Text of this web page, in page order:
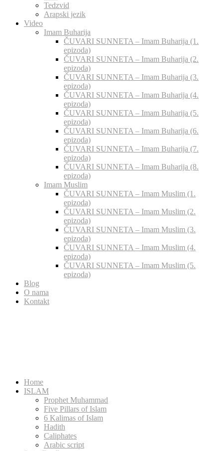
Tedzvid
Arapski jezik
Video
Imam Buharija
ČUVARI SUNNETA – Imam Buharija (1.
epizoda)
ČUVARI SUNNETA – Imam Buharija (2.
epizoda)
ČUVARI SUNNETA – Imam Buharija (3.
epizoda)
ČUVARI SUNNETA – Imam Buharija (4.
epizoda)
ČUVARI SUNNETA – Imam Buharija (5.
epizoda)
ČUVARI SUNNETA – Imam Buharija (6.
epizoda)
ČUVARI SUNNETA – Imam Buharija (7.
epizoda)
ČUVARI SUNNETA – Imam Buharija (8.
epizoda)
Imam Muslim
ČUVARI SUNNETA – Imam Muslim (1.
epizoda)
ČUVARI SUNNETA – Imam Muslim (2.
epizoda)
ČUVARI SUNNETA – Imam Muslim (3.
epizoda)
ČUVARI SUNNETA – Imam Muslim (4.
epizoda)
ČUVARI SUNNETA – Imam Muslim (5.
epizoda)
Blog
O nama
Kontakt
Home
ISLAM
Prophet Muhammad
Five Pillars of Islam
6 Kalimas of Islam
Hadith
Caliphates
Arabic script